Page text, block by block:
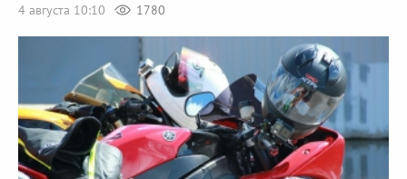
4 августа 10:10 1780